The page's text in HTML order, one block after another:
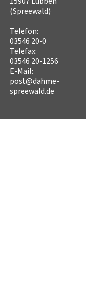
(Spreewald)
Telefon:
03546 20-0
Telefax:
03546 20-1256
E-Mail:
post@dahme-
spreewald.de